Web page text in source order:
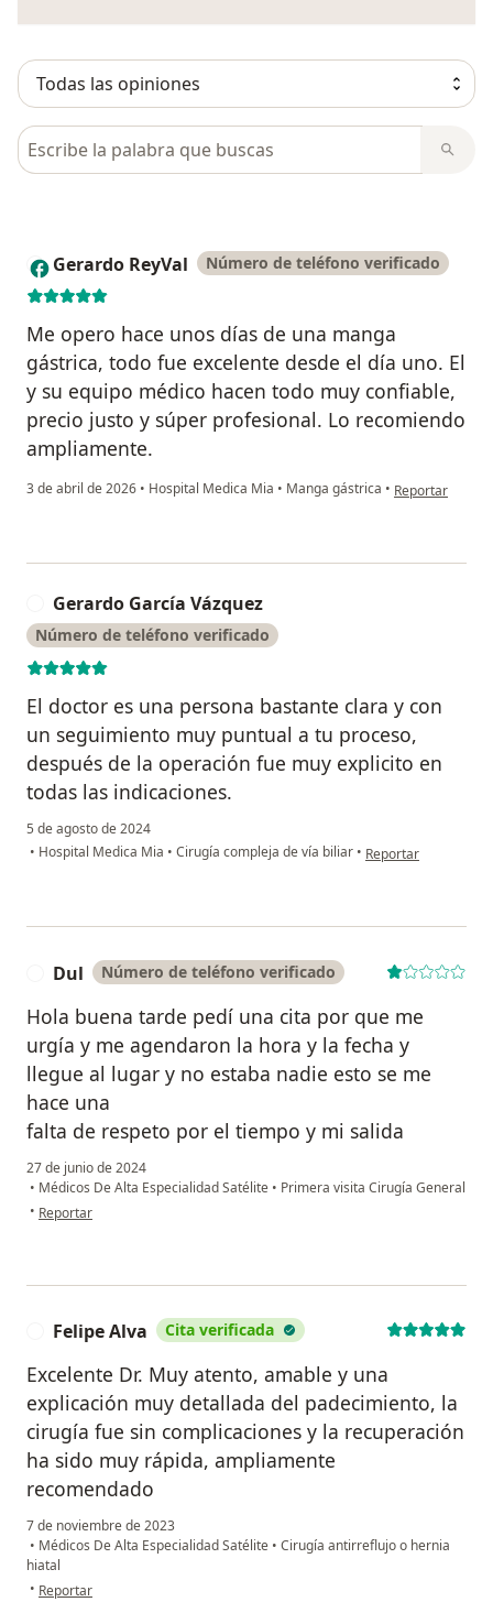
Busca en opiniones
G Gerardo ReyVal Número de teléfono verificado
Me opero hace unos días de una manga
gástrica, todo fue excelente desde el día uno. El
y su equipo médico hacen todo muy confiable,
precio justo y súper profesional. Lo recomiendo
ampliamente.
3 de abril de 2026 • Hospital Medica Mia • Manga gástrica • en opinión del
Reportar
Gerardo García Vázquez
Número de teléfono verificado
El doctor es una persona bastante clara y con
un seguimiento muy puntual a tu proceso,
después de la operación fue muy explicito en
todas las indicaciones.
5 de agosto de 2024
• Hospital Medica Mia • Cirugía compleja de vía biliar • en opinión del
Reportar
Dul Número de teléfono verificado
Hola buena tarde pedí una cita por que me
urgía y me agendaron la hora y la fecha y
llegue al lugar y no estaba nadie esto se me
hace una
falta de respeto por el tiempo y mi salida
27 de junio de 2024
• Médicos De Alta Especialidad Satélite • Primera visita Cirugía General
• en opinión del usuario Dul
Reportar
Felipe Alva Cita verificada
Excelente Dr. Muy atento, amable y una
explicación muy detallada del padecimiento, la
cirugía fue sin complicaciones y la recuperación
ha sido muy rápida, ampliamente
recomendado
7 de noviembre de 2023
• Médicos De Alta Especialidad Satélite • Cirugía antirreflujo o hernia
hiatal
• en opinión del usuario Felipe Alva
Reportar